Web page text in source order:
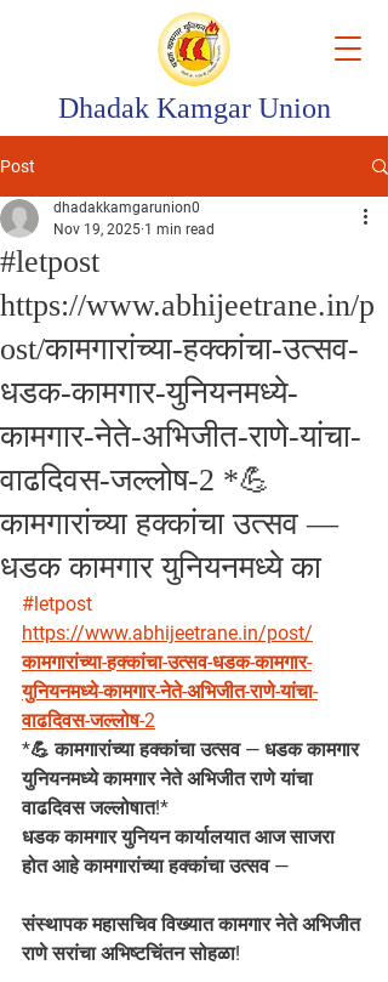
Dhadak Kamgar Union
Post
#letpost
https://www.abhijeetrane.in/p
ost/कामगारांच्या-हक्कांचा-उत्सव-
धडक-कामगार-युनियनमध्ये-
कामगार-नेते-अभिजीत-राणे-यांचा-
वाढदिवस-जल्लोष-2 *💪
कामगारांच्या हक्कांचा उत्सव —
धडक कामगार युनियनमध्ये का
dhadakkamgarunion0
Nov 19, 2025 1 min read
#letpost
https://www.abhijeetrane.in/post/
कामगारांच्या-हक्कांचा-उत्सव-धडक-कामगार-
युनियनमध्ये-कामगार-नेते-अभिजीत-राणे-यांचा-
वाढदिवस-जल्लोष-2
*💪 कामगारांच्या हक्कांचा उत्सव — धडक कामगार
युनियनमध्ये कामगार नेते अभिजीत राणे यांचा
वाढदिवस जल्लोषात!*
धडक कामगार युनियन कार्यालयात आज साजरा
होत आहे कामगारांच्या हक्कांचा उत्सव —
संस्थापक महासचिव विख्यात कामगार नेते अभिजीत
राणे सरांचा अभिष्टचिंतन सोहळा!